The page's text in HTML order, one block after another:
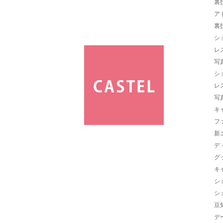
裏
ア
裏
シ
レ
写
シ
レ
写
キ
フ
新
デ
グ
キ
シ
シ
豆
デ